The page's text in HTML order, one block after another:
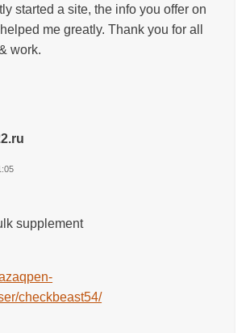
started a site, the info you offer on
me greatly. Thank you for all
work.
supplement
checkbeast54/